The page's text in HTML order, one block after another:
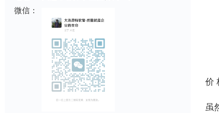
微信：
价
虽